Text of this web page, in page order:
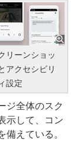
リーンショッ
アクセシビリ
設定
ジ全体のスク
示して、コン
えている。